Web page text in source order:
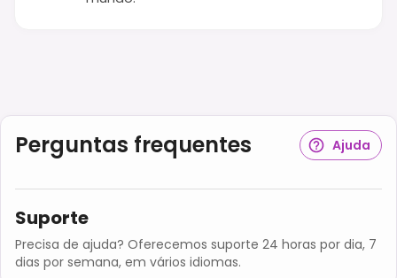
Perguntas frequentes Ajuda
Suporte
Precisa de ajuda? Oferecemos suporte 24 horas por dia, 7
dias por semana, em vários idiomas.